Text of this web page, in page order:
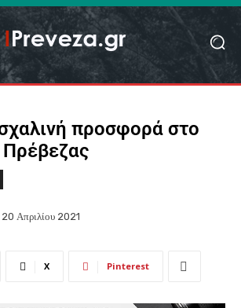
προσφορά στο
20 Απριλίου 2021
X Pinterest